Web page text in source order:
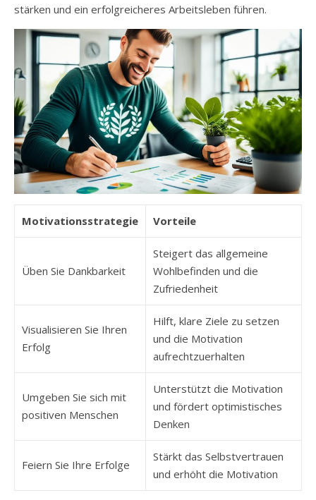
stärken und ein erfolgreicheres Arbeitsleben führen.
Motivationsstrategie Vorteile
Üben Sie Dankbarkeit
Steigert das allgemeine
Wohlbefinden und die
Zufriedenheit
Visualisieren Sie Ihren
Erfolg
Hilft, klare Ziele zu setzen
und die Motivation
aufrechtzuerhalten
Umgeben Sie sich mit
positiven Menschen
Unterstützt die Motivation
und fördert optimistisches
Denken
Feiern Sie Ihre Erfolge
Stärkt das Selbstvertrauen
und erhöht die Motivation